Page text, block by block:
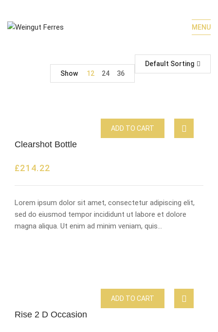
MENU
Default Sorting
Show
12 24 36
Clearshot Bottle
£214.22
ADD TO CART
Lorem ipsum dolor sit amet, consectetur adipiscing elit,
sed do eiusmod tempor incididunt ut labore et dolore
magna aliqua. Ut enim ad minim veniam, quis…
Rise 2 D Occasion
ADD TO CART